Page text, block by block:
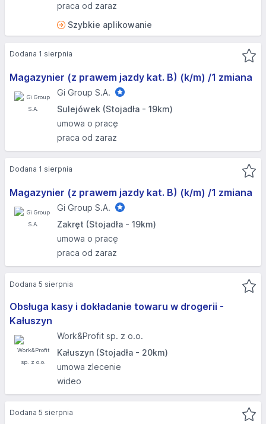
praca od zaraz
Szybkie aplikowanie
Magazynier (z prawem jazdy kat. B) (k/m) /1 zmiana
Gi Group S.A.
Sulejówek (Stojadła - 19km)
umowa o pracę
praca od zaraz
Dodana 1 sierpnia
Magazynier (z prawem jazdy kat. B) (k/m) /1 zmiana
Gi Group S.A.
Zakręt (Stojadła - 19km)
umowa o pracę
praca od zaraz
Dodana 1 sierpnia
Obsługa kasy i dokładanie towaru w drogerii -
Kałuszyn
Work&Profit sp. z o.o.
Kałuszyn (Stojadła - 20km)
umowa zlecenie
wideo
Dodana 5 sierpnia
Dodana 5 sierpnia